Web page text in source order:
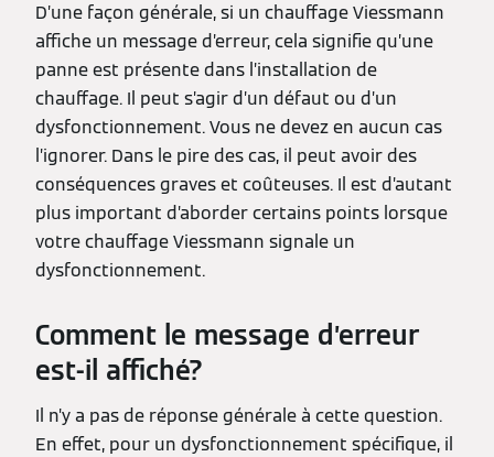
D’une façon générale, si un chauffage Viessmann
affiche un message d’erreur, cela signifie qu’une
panne est présente dans l’installation de
chauffage. Il peut s’agir d’un défaut ou d’un
dysfonctionnement. Vous ne devez en aucun cas
l’ignorer. Dans le pire des cas, il peut avoir des
conséquences graves et coûteuses. Il est d’autant
plus important d’aborder certains points lorsque
votre chauffage Viessmann signale un
dysfonctionnement.
Comment le message d’erreur
est-il affiché?
Il n’y a pas de réponse générale à cette question.
En effet, pour un dysfonctionnement spécifique, il